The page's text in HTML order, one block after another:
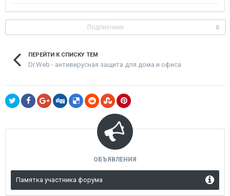
Подписчики 0
ПЕРЕЙТИ К СПИСКУ ТЕМ
Dr.Web - антивирусная защита для дома и офиса
ОБЪЯВЛЕНИЯ
Памятка участника форума